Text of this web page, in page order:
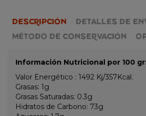
DESCRIPCIÓN
DETALLES DE
MÉTODO DE CONSERVACIÓN
Información Nutricional por 100 gr:
Valor Energético : 1492 Kj/357Kcal.
Grasas: 1g
Grasas Saturadas: 0.3g
Hidratos de Carbono: 73g